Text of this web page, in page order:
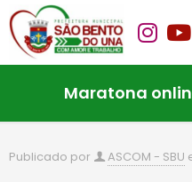
Maratona
Publicado por ASCOM - SBU